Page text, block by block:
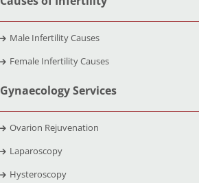
Male Infertility Causes
Female Infertility Causes
Gynaecology Services
Ovarion Rejuvenation
Laparoscopy
Hysteroscopy